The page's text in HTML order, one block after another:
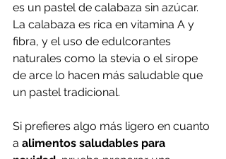
es un pastel de calabaza sin azúcar.
La calabaza es rica en vitamina A y
fibra, y el uso de edulcorantes
naturales como la stevia o el sirope
de arce lo hacen más saludable que
un pastel tradicional.
Si prefieres algo más ligero en cuanto
a alimentos saludables para